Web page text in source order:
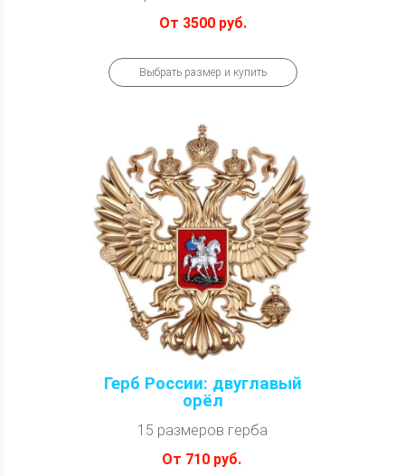
От 3500 руб.
Выбрать размер и купить
Герб России: двуглавый
орёл
15 размеров герба
От 710 руб.